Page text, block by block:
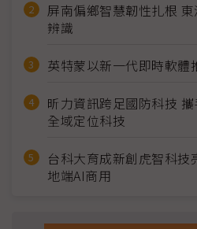
屏南偏鄉智慧韌性扎根
辨識
英特蒙以新一代即時軟體
昕力資訊跨足國防科技
全域定位科技
台科大育成新創虎智科技
地端AI商用